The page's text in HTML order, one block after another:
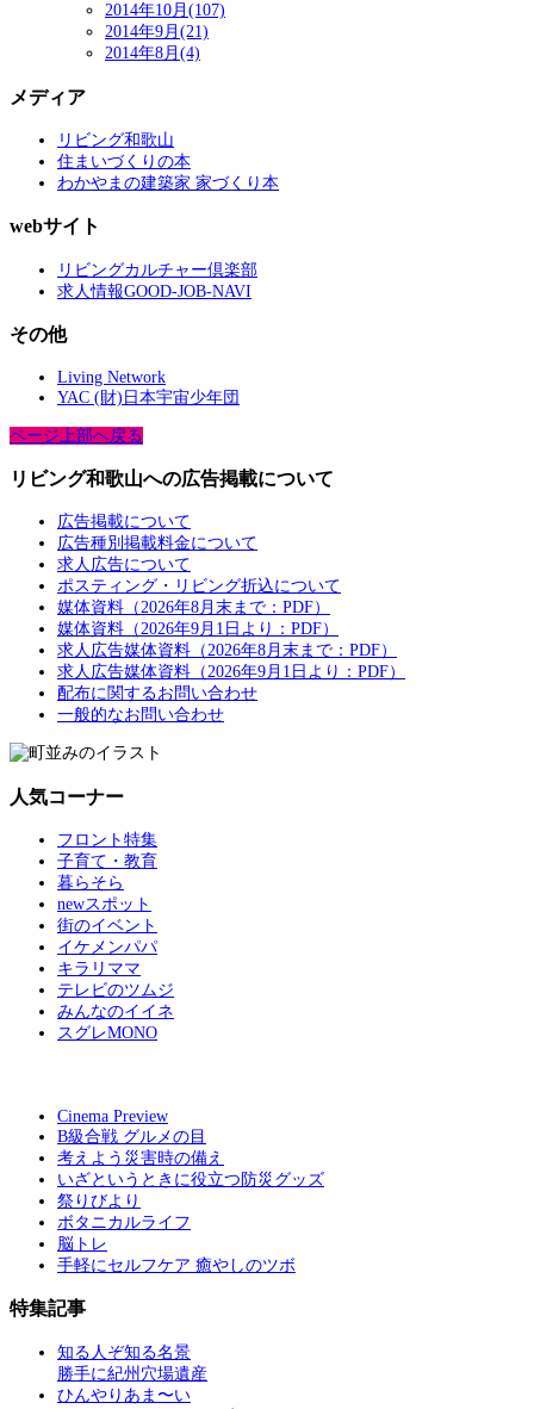
2014年10月(107)
2014年9月(21)
2014年8月(4)
メディア
リビング和歌山
住まいづくりの本
わかやまの建築家 家づくり本
webサイト
リビングカルチャー倶楽部
求人情報GOOD-JOB-NAVI
その他
Living Network
YAC (財)日本宇宙少年団
ページ上部へ戻る
リビング和歌山への広告掲載について
広告掲載について
広告種別掲載料金について
求人広告について
ポスティング・リビング折込について
媒体資料（2026年8月末まで：PDF）
媒体資料（2026年9月1日より：PDF）
求人広告媒体資料（2026年8月末まで：PDF）
求人広告媒体資料（2026年9月1日より：PDF）
配布に関するお問い合わせ
一般的なお問い合わせ
人気コーナー
フロント特集
子育て・教育
暮らそら
newスポット
街のイベント
イケメンパパ
キラリママ
テレビのツムジ
みんなのイイネ
スグレMONO
Cinema Preview
B級合戦 グルメの目
考えよう災害時の備え
いざというときに役立つ防災グッズ
祭りびより
ボタニカルライフ
脳トレ
手軽にセルフケア 癒やしのツボ
特集記事
知る人ぞ知る名景
勝手に紀州穴場遺産
ひんやりあま〜い